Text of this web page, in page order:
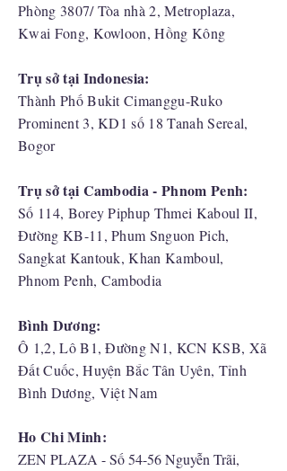
Phòng 3807/ Tòa nhà 2, Metroplaza,
Kwai Fong, Kowloon, Hồng Kông
Trụ sở tại Indonesia:
​Thành Phố Bukit Cimanggu-Ruko
Prominent 3, KD1 số 18 Tanah Sereal,
Bogor
Trụ sở tại Cambodia - Phnom Penh:
Số 114, Borey Piphup Thmei Kaboul II,
Đường KB-11, Phum Snguon Pich,
Sangkat Kantouk, Khan Kamboul,
Phnom Penh, Cambodia
Bình Dương:
Ô 1,2, Lô B1, Đường N1, KCN KSB, Xã
Đất Cuốc, Huyện Bắc Tân Uyên, Tỉnh
Bình Dương, Việt Nam
Ho Chi Minh:
ZEN PLAZA - Số 54-56 Nguyễn Trãi,